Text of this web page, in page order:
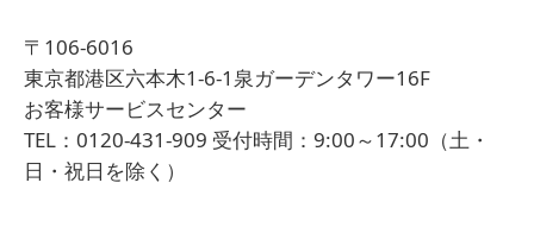
〒106-6016
東京都港区六本木1-6-1泉ガーデンタワー16F
お客様サービスセンター
TEL：0120-431-909 受付時間：9:00～17:00（土・
日・祝日を除く）